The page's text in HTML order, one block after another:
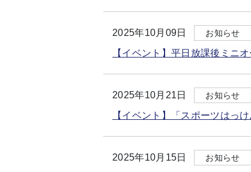
2025年10月09日 お知らせ
【イベント】平日放課後ミニ
2025年10月21日 お知らせ
【イベント】「スポーツはっ
2025年10月15日 お知らせ